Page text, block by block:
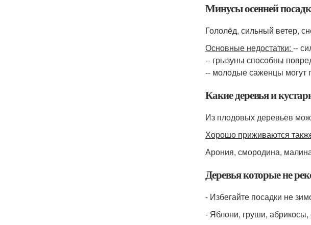
Минусы осенней
Гололёд, сильный ветер,
Основные недостатки: --
-- грызуны способны
-- молодые саженцы могут
Какие деревья и
Из плодовых деревьев
Хорошо приживаются
Арония, смородина,
Деревья которые не
- Избегайте посадки не
- Яблони, груши,